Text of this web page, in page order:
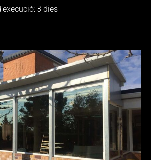
3 dies